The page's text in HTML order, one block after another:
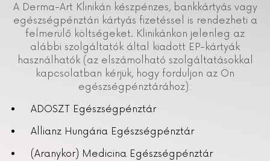
A Derma-Art Klinikán készpénzes, bankkártyás vagy
egészségpénztári kártyás fizetéssel is rendezheti a
felmerülő költségeket. Klinikánkon jelenleg az
alábbi szolgáltatók által kiadott EP-kártyák
használhatók (az elszámolható szolgáltatásokkal
kapcsolatban kérjük, hogy forduljon az Ön
egészségpénztárához):
ADOSZT Egészségpénztár
Allianz Hungária Egészségpénztár
(Aranykor) Medicina Egészségpénztár